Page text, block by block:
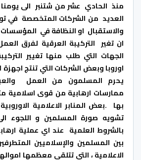
منذ الحادي عشر من شتنبر الى
العديد من الشركات المتخصصة في
والاستقبال او النظافة في
ان تغير التركيبة العرقية لفرق
الجهات التي طلب منها تغيير
اوروبا وبعض الشركات التي تنتج
يحرم المسلمون من العمل
ممارسات ارهابية من قوى اسلامية
بها .بعض المنابر الاعلامية
تشويه صورة المسلمين و اللجوء
بالشروط العلمية عند اي عملية
بين المسلمين والإسلاميين
الاعلامية ، التي تتلقى معظمها